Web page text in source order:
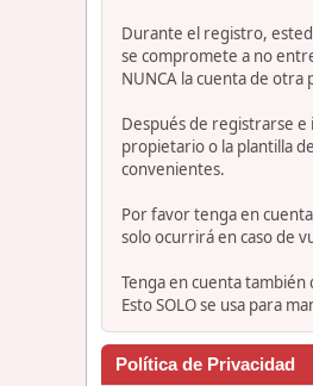
Durante el registro,
se compromete a no
NUNCA la cuenta de otra
Después de registrarse
propietario o la plantilla
convenientes.
Por favor tenga en
solo ocurrirá en caso de
Tenga en cuenta
Esto SOLO se usa para
Política de Privacidad